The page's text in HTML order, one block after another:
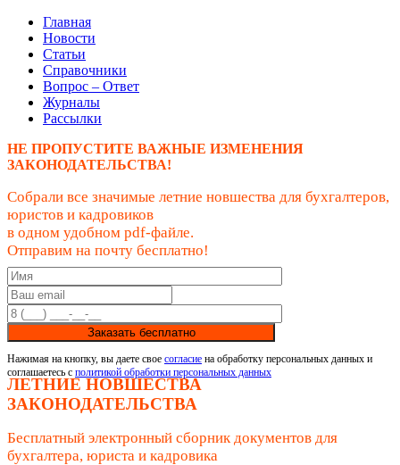
Главная
Новости
Статьи
Справочники
Вопрос – Ответ
Журналы
Рассылки
НЕ ПРОПУСТИТЕ ВАЖНЫЕ ИЗМЕНЕНИЯ
ЗАКОНОДАТЕЛЬСТВА!
Собрали все значимые летние новшества для бухгалтеров,
юристов и кадровиков
в одном удобном pdf-файле.
Отправим на почту бесплатно!
Заказать бесплатно
Нажимая на кнопку, вы даете свое согласие на обработку персональных данных и
соглашаетесь с политикой обработки персональных данных
ЛЕТНИЕ НОВШЕСТВА
ЗАКОНОДАТЕЛЬСТВА
Бесплатный электронный сборник документов для
бухгалтера, юриста и кадровика